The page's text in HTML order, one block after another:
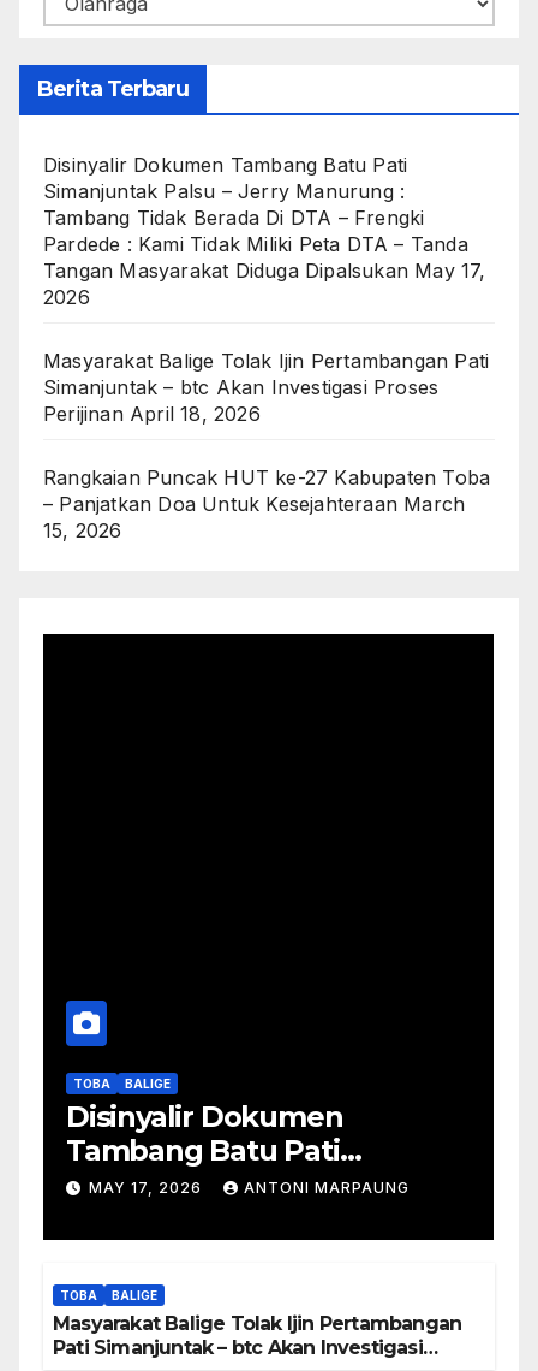
Berita Terbaru
Disinyalir Dokumen Tambang Batu Pati
Simanjuntak Palsu – Jerry Manurung :
Tambang Tidak Berada Di DTA – Frengki
Pardede : Kami Tidak Miliki Peta DTA – Tanda
Tangan Masyarakat Diduga Dipalsukan May 17,
2026
Masyarakat Balige Tolak Ijin Pertambangan Pati
Simanjuntak – btc Akan Investigasi Proses
Perijinan April 18, 2026
Rangkaian Puncak HUT ke-27 Kabupaten Toba
– Panjatkan Doa Untuk Kesejahteraan March
15, 2026
TOBA BALIGE
Disinyalir Dokumen
Tambang Batu Pati
Simanjuntak Palsu – Jerry
Berada Di DTA – Frengki
Pardede : Kami Tidak Miliki
Peta DTA – Tanda Tangan
Masyarakat Diduga
MAY 17, 2026 ANTONI MARPAUNG
TOBA BALIGE
Masyarakat Balige Tolak Ijin Pertambangan
Pati Simanjuntak – btc Akan Investigasi